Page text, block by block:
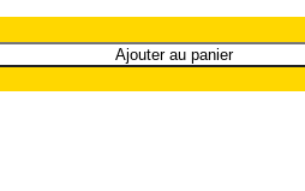
Ajouter au panier